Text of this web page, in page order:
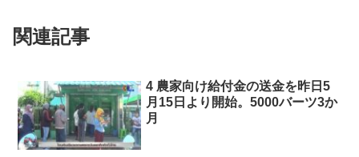
関連記事
4 農家向け給付金の送金を昨日5
月15日より開始。5000バーツ3か
月